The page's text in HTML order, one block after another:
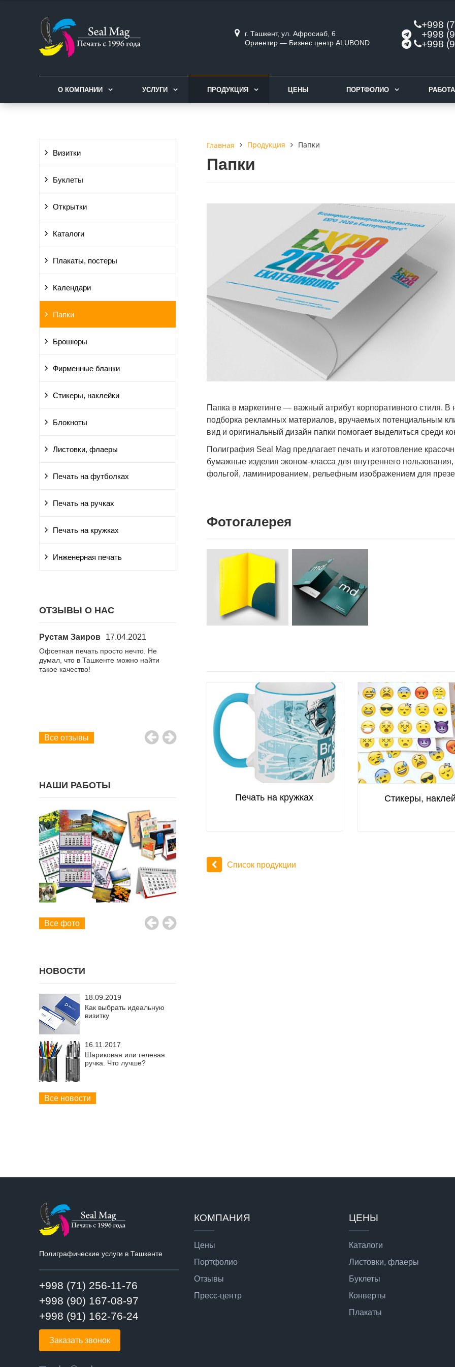
г. Ташкент, ул. Афросиаб, 6
Ориентир — Бизнес центр ALUBOND
+998
+998
+998
О КОМПАНИИ УСЛУГИ ПРОДУКЦИЯ ЦЕНЫ ПОРТФОЛИО
Визитки
Буклеты
Открытки
Каталоги
Плакаты, постеры
Календари
Папки
Брошюры
Фирменные бланки
Стикеры, наклейки
Блокноты
Листовки, флаеры
Печать на футболках
Печать на ручках
Печать на кружках
Инженерная печать
ОТЗЫВЫ О НАС
Рустам Заиров 17.04.2021
Офсетная печать просто нечто. Не
думал, что в Ташкенте можно найти
такое качество!
Все отзывы
НАШИ РАБОТЫ
Все фото
НОВОСТИ
18.09.2019
Как выбрать идеальную
визитку
16.11.2017
Шариковая или гелевая
ручка. Что лучше?
Все новости
Главная Продукция Папки
Папки
Папка в маркетинге — важный атрибут корпоративного стиля. В
подборка рекламных материалов, вручаемых потенциальным
вид и оригинальный дизайн папки помогает выделиться среди
Полиграфия Seal Mag предлагает печать и изготовление
бумажные изделия эконом-класса для внутреннего
фольгой, ламинированием, рельефным изображением для
Фотогалерея
Печать на кружках Стикеры,
Список продукции
Полиграфические услуги в Ташкенте
+998 (71) 256-11-76
+998 (90) 167-08-97
+998 (91) 162-76-24
Заказать звонок
КОМПАНИЯ
Цены
Портфолио
Отзывы
Пресс-центр
ЦЕНЫ
Каталоги
Листовки, флаеры
Буклеты
Конверты
Плакаты